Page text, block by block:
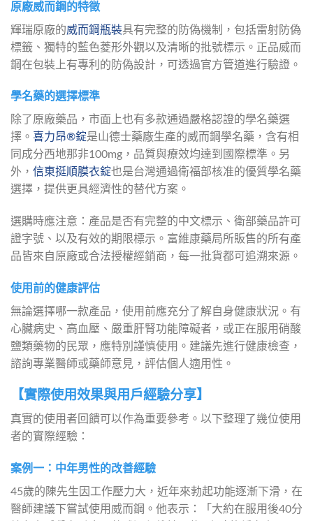
原廠威而鋼的特徵
輝瑞原廠的威而鋼瓶裝具有完整的防偽機制，包括雷射防偽
標籤、獨特的藍色菱形外觀以及清晰的批號標示。正品威而
鋼在包裝上有專利的防偽設計，可透過官方管道進行驗證。
學名藥的選擇標準
除了原廠藥品，市面上也有多款通過嚴格認證的學名藥選
擇。 喜力昂®錠是山德士藥廠生產的威而鋼學名藥，含有相
同成分西地那非100mg，品質與療效均達到國際標準。另
外， 信東挺順膜衣錠也是台灣通過衛福部核准的優質學名藥
選擇，提供更具經濟性的替代方案。
選購時應注意：產品是否有完整的中文標示、衛部藥品許可
證字號、以及有效的期限標示。富維康藥局所販售的所有產
品皆來自原廠或合法授權經銷商，每一批貨都可追溯來源。
使用前的健康評估
無論選擇哪一款產品，使用前應充分了解自身健康狀況。有
心臟病史、高血壓、嚴重肝腎功能障礙者，或正在服用硝酸
鹽類藥物的民眾，應特別謹慎使用。建議先進行健康檢查，
諮詢專業醫師或藥師意見，評估個人適用性。
【實際使用效果與用戶經驗分享】
真實的使用者回饋可以作為重要參考。以下整理了幾位使用
者的實際經驗：
案例一：中年男性的改善經驗
45歲的陳先生因工作壓力大，近年來勃起功能逐漸下滑，在
醫師建議下嘗試使用威而鋼。他表示：「大約在服用後40分